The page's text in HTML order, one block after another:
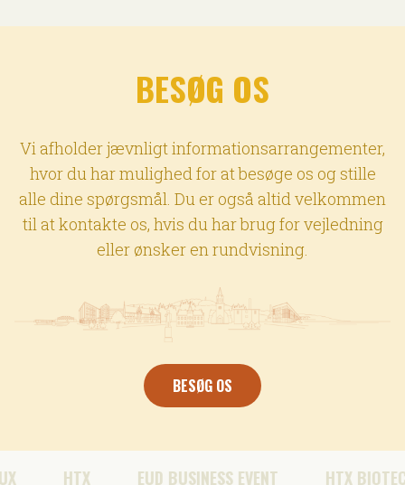
BESØG OS
Vi afholder jævnligt informationsarrangementer,
hvor du har mulighed for at besøge os og stille
alle dine spørgsmål. Du er også altid velkommen
til at kontakte os, hvis du har brug for vejledning
eller ønsker en rundvisning.
BESØG OS
EUD BUSINESS EVENT HTX BIOTECH